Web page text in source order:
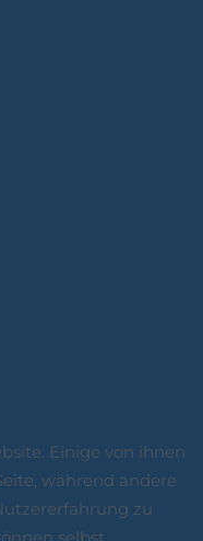
Einige von ihnen
während andere
zu